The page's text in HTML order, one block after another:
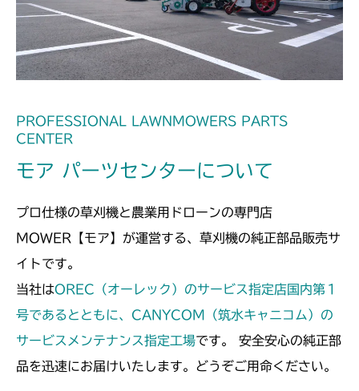
本体 FIG16 刈刃駆動
CMX224
本体 FIG21 刈刃駆動
CMX227
本体 FIG20 刈刃駆動
CMX251
CMX1804
本体 FIG21 刈刃駆動
CMX2202YC
本体 FIG18 刈刃駆動
CMX2206HC
PROFESSIONAL LAWNMOWERS PARTS
CENTER
モア パーツセンターについて
プロ仕様の草刈機と農業用ドローンの専門店
MOWER【モア】が運営する、草刈機の純正部品販売サ
イトです。
当社はOREC（オーレック）のサービス指定店国内第１
号であるとともに、CANYCOM（筑水キャニコム）の
サービスメンテナンス指定工場です。 安全安心の純正部
品を迅速にお届けいたします。どうぞご用命ください。